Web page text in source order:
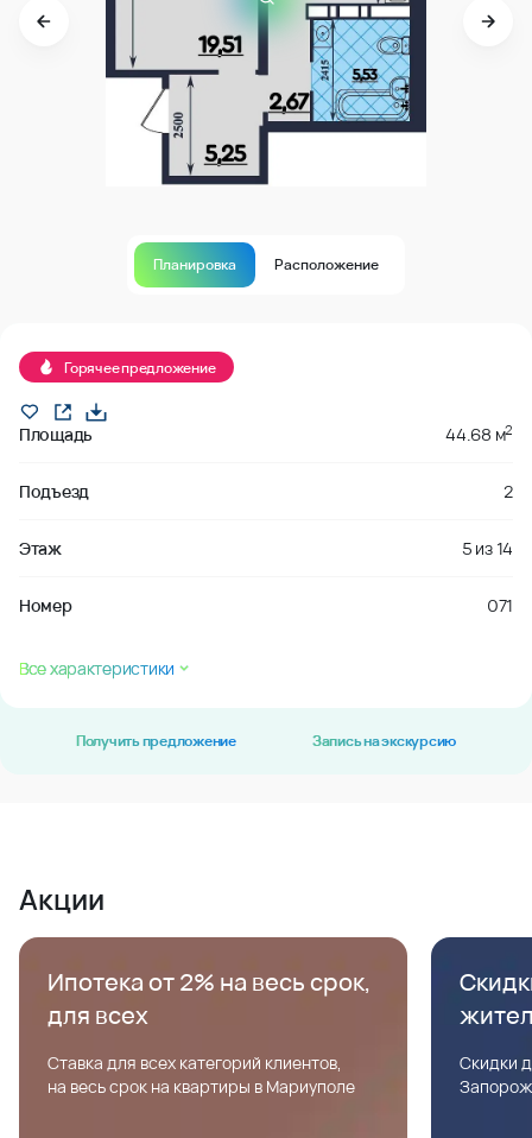
Планировка Расположение
Горячее предложение
Площадь 44.68 м2
Подъезд 2
Этаж 5 из14
Номер 071
Все характеристики
Получить предложение Запись на экскурсию
Акции
Ипотека от 2% на весь срок,
для всех
Ставка для всех категорий клиентов,
на весь срок на квартиры в Мариуполе
Скидки